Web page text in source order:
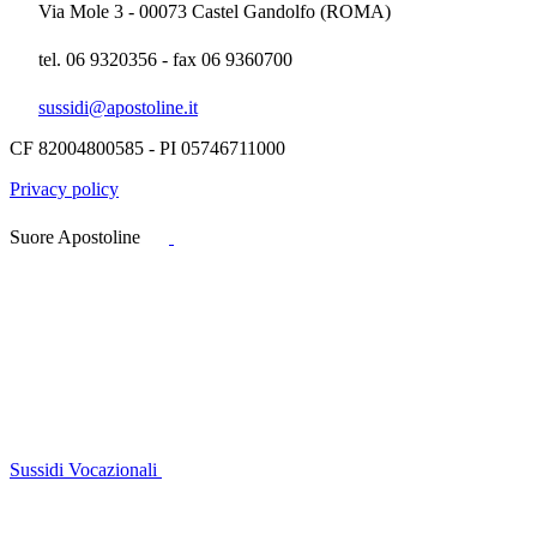
Via Mole 3 - 00073 Castel Gandolfo (ROMA)
tel. 06 9320356 - fax 06 9360700
sussidi@apostoline.it
CF 82004800585 - PI 05746711000
Privacy policy
Suore Apostoline
Sussidi Vocazionali